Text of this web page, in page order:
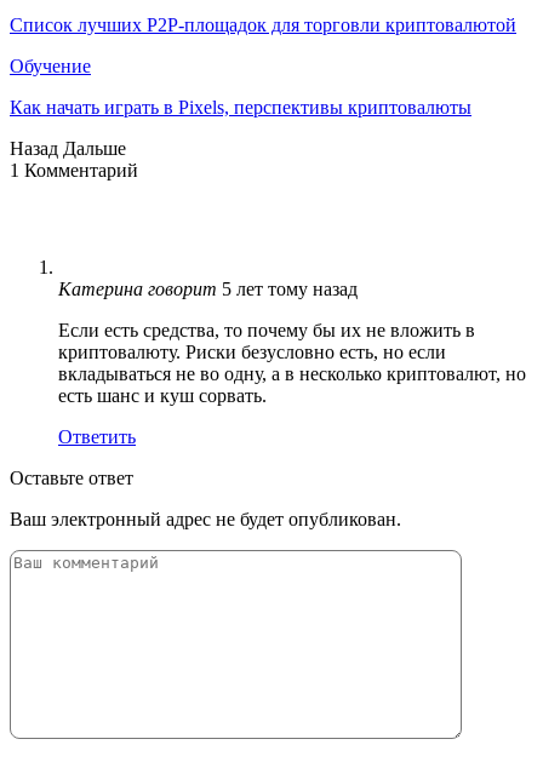
Список лучших P2P-площадок для торговли криптовалютой
Обучение
Как начать играть в Pixels, перспективы криптовалюты
Назад Дальше
1 Комментарий
Катерина говорит 5 лет тому назад
Если есть средства, то почему бы их не вложить в
криптовалюту. Риски безусловно есть, но если
вкладываться не во одну, а в несколько криптовалют, но
есть шанс и куш сорвать.
Ответить
Оставьте ответ
Ваш электронный адрес не будет опубликован.